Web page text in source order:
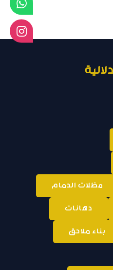
مظلات الدمام
دهانات
بناء ملاحق